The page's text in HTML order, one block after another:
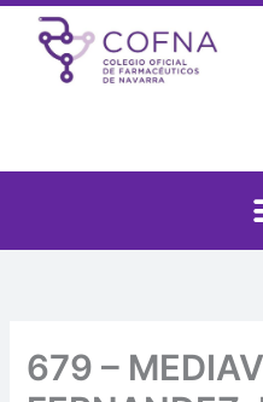
Skip
content
679 –